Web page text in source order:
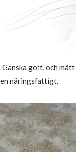
Ganska gott, och
näringsfattigt.